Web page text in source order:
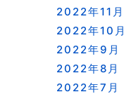
2022年11月
2022年10月
2022年9月
2022年8月
2022年7月